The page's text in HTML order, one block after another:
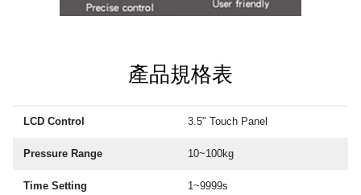
產品規格表
LCD Control 3.5" Touch Panel
Pressure Range 10~100kg
Time Setting 1~9999s